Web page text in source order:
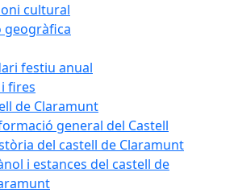
cultural
festiu anual
fires
de Claramunt
general del Castell
del castell de Claramunt
i estances del castell de